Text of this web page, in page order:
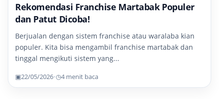
Rekomendasi Franchise Martabak Populer
dan Patut Dicoba!
Berjualan dengan sistem franchise atau waralaba kian
populer. Kita bisa mengambil franchise martabak dan
tinggal mengikuti sistem yang...
▣22/05/2026•◷4 menit baca